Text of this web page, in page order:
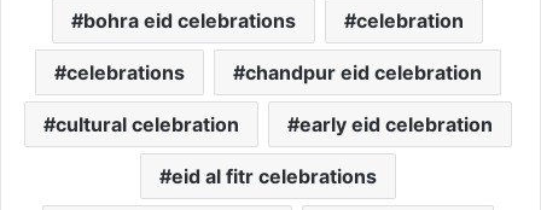
bohra eid celebrations celebration
celebrations chandpur eid celebration
cultural celebration early eid celebration
eid al fitr celebrations